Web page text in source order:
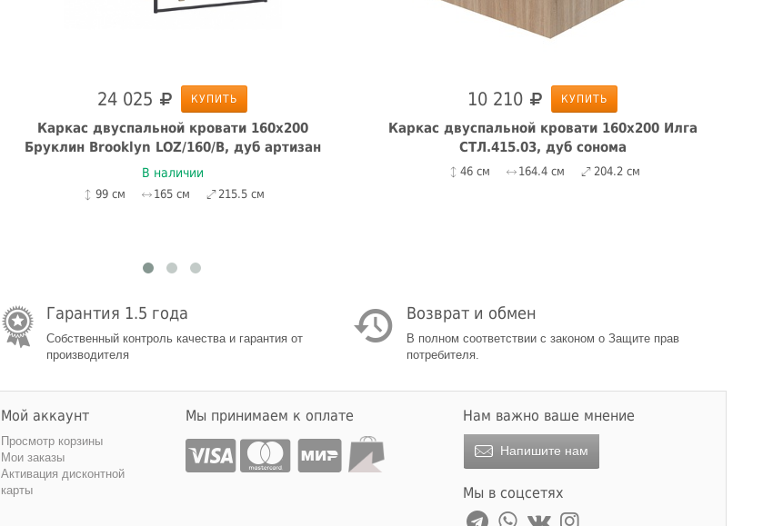
24 025 КУПИТЬ
Каркас двуспальной кровати 160x200
Бруклин Brooklyn LOZ/160/B, дуб артизан
В наличии
99 см 165 см 215.5 см
10 210 КУПИТЬ
Каркас двуспальной кровати 160x200 Илга
СТЛ.415.03, дуб сонома
46 см 164.4 см 204.2 см
Гарантия 1.5 года
Собственный контроль качества и гарантия от
производителя
Возврат и обмен
В полном соответствии с законом о Защите прав
потребителя.
Мой аккаунт
Просмотр корзины
Мои заказы
Активация дисконтной
карты
Мы принимаем к оплате Нам важно ваше мнение
Напишите нам
Мы в соцсетях